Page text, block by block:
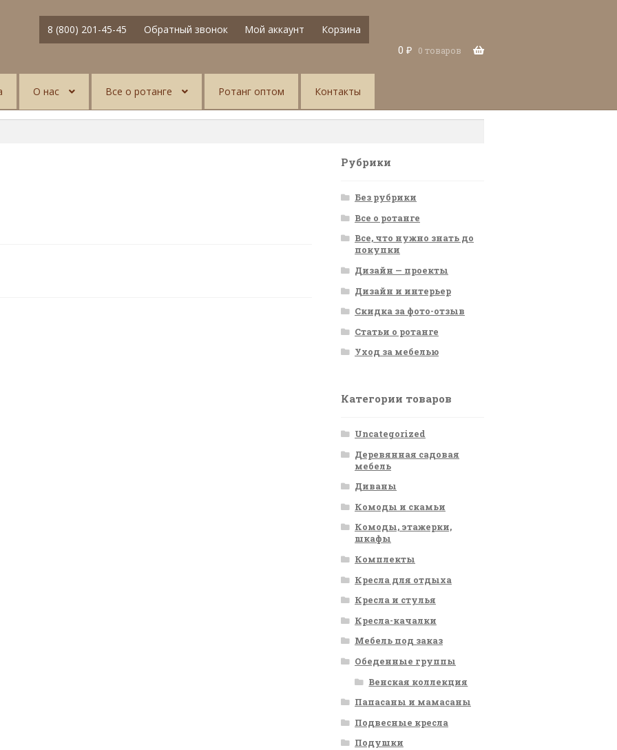
8 (800) 201-45-45 Обратный звонок Мой аккаунт
Корзина
0 ₽ 0 товаров
О нас Все о ротанге Ротанг оптом Контакты
Рубрики
Без рубрики
Все о ротанге
Все, что нужно знать до
покупки
Дизайн — проекты
Дизайн и интерьер
Скидка за фото-отзыв
Статьи о ротанге
Уход за мебелью
Категории товаров
Uncategorized
Деревянная садовая
мебель
Диваны
Комоды и скамьи
Комоды, этажерки,
шкафы
Комплекты
Кресла для отдыха
Кресла и стулья
Кресла-качалки
Мебель под заказ
Обеденные группы
Венская коллекция
Папасаны и мамасаны
Подвесные кресла
Подушки